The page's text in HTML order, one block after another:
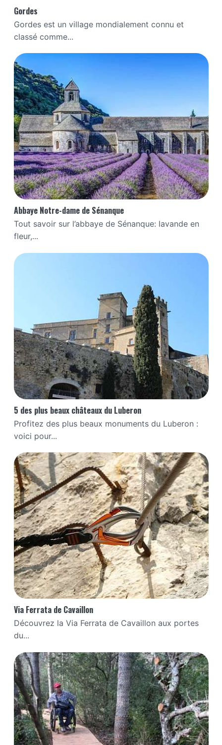
Gordes
Gordes est un village mondialement connu et
classé comme...
Abbaye Notre-dame de Sénanque
Tout savoir sur l’abbaye de Sénanque: lavande en
fleur,...
5 des plus beaux châteaux du Luberon
Profitez des plus beaux monuments du Luberon :
voici pour...
Via Ferrata de Cavaillon
Découvrez la Via Ferrata de Cavaillon aux portes
du...